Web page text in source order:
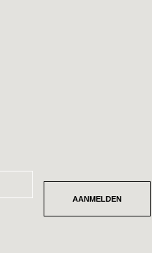
AANMELDEN